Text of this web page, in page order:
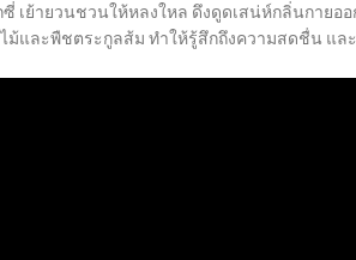
ย้ายวนชวนให้หลงใหล ดึงดูดเสน่ห์กลิ่นกายออ
และพืชตระกูลส้ม ทำให้รู้สึกถึงความสดชื่น แล